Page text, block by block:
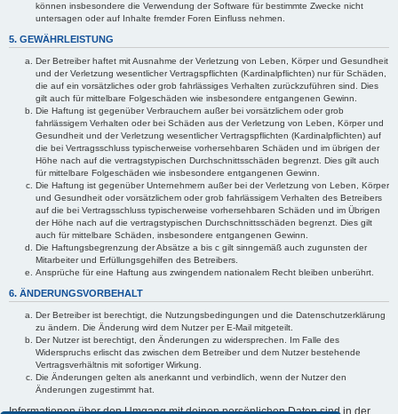
können insbesondere die Verwendung der Software für bestimmte Zwecke nicht
untersagen oder auf Inhalte fremder Foren Einfluss nehmen.
5. GEWÄHRLEISTUNG
Der Betreiber haftet mit Ausnahme der Verletzung von Leben, Körper und Gesundheit
und der Verletzung wesentlicher Vertragspflichten (Kardinalpflichten) nur für Schäden,
die auf ein vorsätzliches oder grob fahrlässiges Verhalten zurückzuführen sind. Dies
gilt auch für mittelbare Folgeschäden wie insbesondere entgangenen Gewinn.
Die Haftung ist gegenüber Verbrauchern außer bei vorsätzlichem oder grob
fahrlässigem Verhalten oder bei Schäden aus der Verletzung von Leben, Körper und
Gesundheit und der Verletzung wesentlicher Vertragspflichten (Kardinalpflichten) auf
die bei Vertragsschluss typischerweise vorhersehbaren Schäden und im übrigen der
Höhe nach auf die vertragstypischen Durchschnittsschäden begrenzt. Dies gilt auch
für mittelbare Folgeschäden wie insbesondere entgangenen Gewinn.
Die Haftung ist gegenüber Unternehmern außer bei der Verletzung von Leben, Körper
und Gesundheit oder vorsätzlichem oder grob fahrlässigem Verhalten des Betreibers
auf die bei Vertragsschluss typischerweise vorhersehbaren Schäden und im Übrigen
der Höhe nach auf die vertragstypischen Durchschnittsschäden begrenzt. Dies gilt
auch für mittelbare Schäden, insbesondere entgangenen Gewinn.
Die Haftungsbegrenzung der Absätze a bis c gilt sinngemäß auch zugunsten der
Mitarbeiter und Erfüllungsgehilfen des Betreibers.
Ansprüche für eine Haftung aus zwingendem nationalem Recht bleiben unberührt.
6. ÄNDERUNGSVORBEHALT
Der Betreiber ist berechtigt, die Nutzungsbedingungen und die Datenschutzerklärung
zu ändern. Die Änderung wird dem Nutzer per E-Mail mitgeteilt.
Der Nutzer ist berechtigt, den Änderungen zu widersprechen. Im Falle des
Widerspruchs erlischt das zwischen dem Betreiber und dem Nutzer bestehende
Vertragsverhältnis mit sofortiger Wirkung.
Die Änderungen gelten als anerkannt und verbindlich, wenn der Nutzer den
Änderungen zugestimmt hat.
Informationen über den Umgang mit deinen persönlichen Daten sind in der